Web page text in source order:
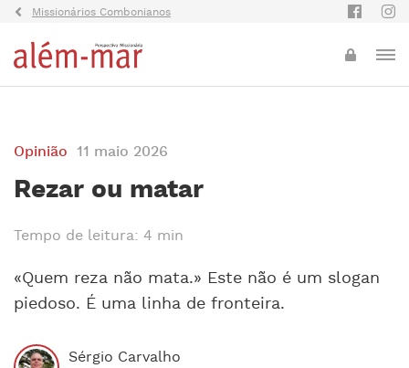
Missionários Combonianos
Opinião 11 maio 2026
Rezar ou matar
Tempo de leitura: 4 min
«Quem reza não mata.» Este não é um slogan
piedoso. É uma linha de fronteira.
Sérgio Carvalho